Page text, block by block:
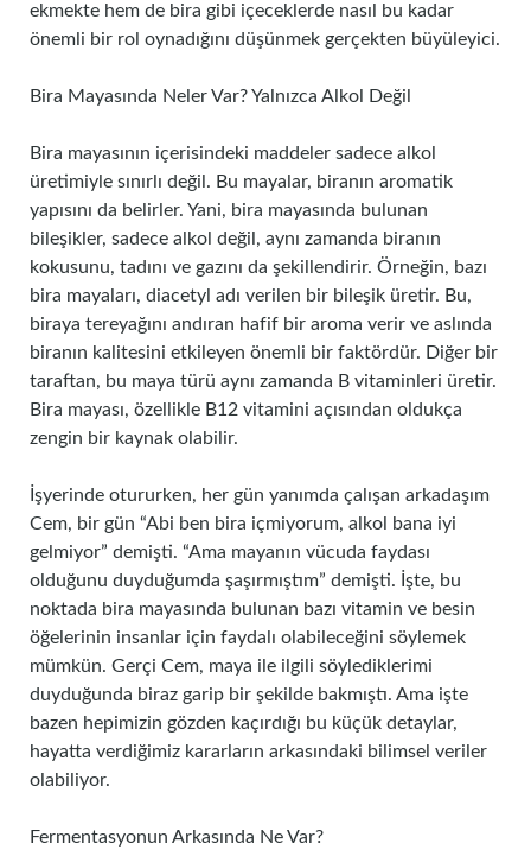
ekmekte hem de bira gibi içeceklerde nasıl bu kadar
önemli bir rol oynadığını düşünmek gerçekten büyüleyici.
Bira Mayasında Neler Var? Yalnızca Alkol Değil
Bira mayasının içerisindeki maddeler sadece alkol
üretimiyle sınırlı değil. Bu mayalar, biranın aromatik
yapısını da belirler. Yani, bira mayasında bulunan
bileşikler, sadece alkol değil, aynı zamanda biranın
kokusunu, tadını ve gazını da şekillendirir. Örneğin, bazı
bira mayaları, diacetyl adı verilen bir bileşik üretir. Bu,
biraya tereyağını andıran hafif bir aroma verir ve aslında
biranın kalitesini etkileyen önemli bir faktördür. Diğer bir
taraftan, bu maya türü aynı zamanda B vitaminleri üretir.
Bira mayası, özellikle B12 vitamini açısından oldukça
zengin bir kaynak olabilir.
İşyerinde otururken, her gün yanımda çalışan arkadaşım
Cem, bir gün “Abi ben bira içmiyorum, alkol bana iyi
gelmiyor” demişti. “Ama mayanın vücuda faydası
olduğunu duyduğumda şaşırmıştım” demişti. İşte, bu
noktada bira mayasında bulunan bazı vitamin ve besin
öğelerinin insanlar için faydalı olabileceğini söylemek
mümkün. Gerçi Cem, maya ile ilgili söylediklerimi
duyduğunda biraz garip bir şekilde bakmıştı. Ama işte
bazen hepimizin gözden kaçırdığı bu küçük detaylar,
hayatta verdiğimiz kararların arkasındaki bilimsel veriler
olabiliyor.
Fermentasyonun Arkasında Ne Var?